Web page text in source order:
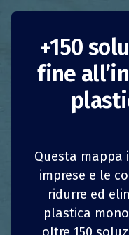
1
+150
fine
Questa
imprese e le
ridurre ed
plastica
1